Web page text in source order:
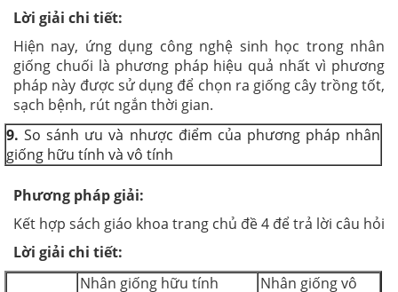
Lời giải chi tiết:
Hiện nay, ứng dụng công nghệ sinh học trong nhân
giống chuối là phương pháp hiệu quả nhất vì phương
pháp này được sử dụng để chọn ra giống cây trồng tốt,
sạch bệnh, rút ngắn thời gian.
9. So sánh ưu và nhược điểm của phương pháp nhân
giống hữu tính và vô tính
Phương pháp giải:
Kết hợp sách giáo khoa trang chủ đề 4 để trả lời câu hỏi
Lời giải chi tiết:
Nhân giống hữu tính
Nhân giống vô